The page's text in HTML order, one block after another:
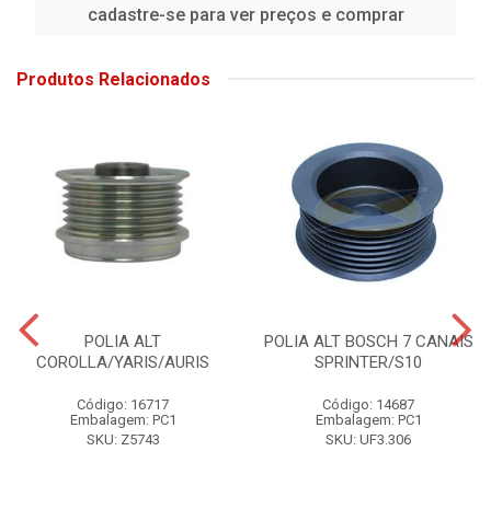
cadastre-se para ver preços e comprar
Produtos Relacionados
POLIA ALT
COROLLA/YARIS/AURIS
Código: 16717
Embalagem: PC1
SKU: Z5743
POLIA ALT BOSCH 7 CANAIS
SPRINTER/S10
Código: 14687
Embalagem: PC1
SKU: UF3.306